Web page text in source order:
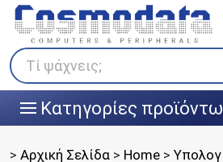
Τί ψάχνεις;
||| Κατηγορίες
Klarna
Πληρώστε σε 3
άτοκες δόσεις
> Αρχική Σελίδα > Home >